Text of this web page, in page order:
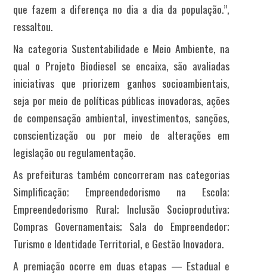
que fazem a diferença no dia a dia da população.”,
ressaltou.
Na categoria Sustentabilidade e Meio Ambiente, na
qual o Projeto Biodiesel se encaixa, são avaliadas
iniciativas que priorizem ganhos socioambientais,
seja por meio de políticas públicas inovadoras, ações
de compensação ambiental, investimentos, sanções,
conscientização ou por meio de alterações em
legislação ou regulamentação.
As prefeituras também concorreram nas categorias
Simplificação; Empreendedorismo na Escola;
Empreendedorismo Rural; Inclusão Socioprodutiva;
Compras Governamentais; Sala do Empreendedor;
Turismo e Identidade Territorial, e Gestão Inovadora.
A premiação ocorre em duas etapas — Estadual e